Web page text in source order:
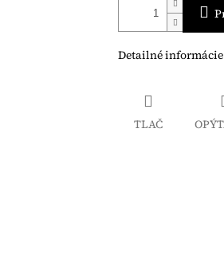
Detailné informácie
TLAČ